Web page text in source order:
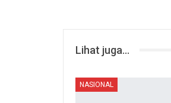
Lihat juga...
NASIONAL